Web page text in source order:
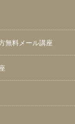
無料メール講座